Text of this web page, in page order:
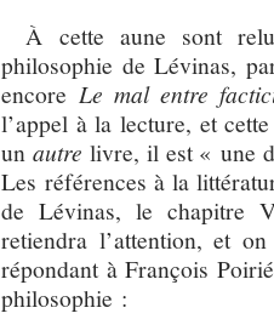
À cette aune sont
philosophie de Lévinas,
encore Le mal entre
l’appel à la lecture, et
unautrelivre, il est « une
Les références à la
de Lévinas, le
retiendra l’attention, et
répondant à François
philosophie :